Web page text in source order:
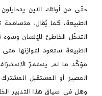
حتّى من أولئك الذين يتحايلون
الطبيعة، كما يُقال، متسامحة
التدخّل الخاطئ للإنسان وسوء
الطبيعة ستعود لتوازنها
مؤكّد ما لم يستمرّ
المصير أو المستقبل
وهل في سياق هذا التدبير